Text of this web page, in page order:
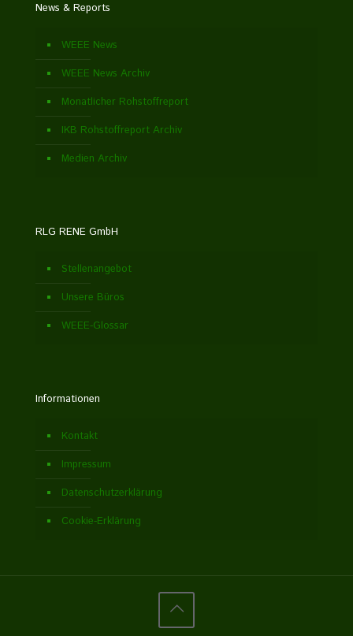
News & Reports
WEEE News
WEEE News Archiv
Monatlicher Rohstoffreport
IKB Rohstoffreport Archiv
Medien Archiv
RLG RENE GmbH
Stellenangebot
Unsere Büros
WEEE-Glossar
Informationen
Kontakt
Impressum
Datenschutzerklärung
Cookie-Erklärung